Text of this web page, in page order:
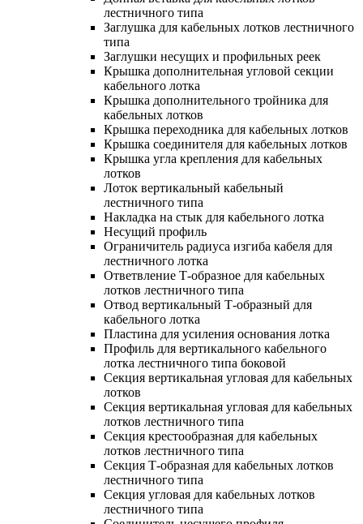
лестничного типа
Заглушка для кабельных лотков лестничного
типа
Заглушки несущих и профильных реек
Крышка дополнительная угловой секции
кабельного лотка
Крышка дополнительного тройника для
кабельных лотков
Крышка переходника для кабельных лотков
Крышка соединителя для кабельных лотков
Крышка угла крепления для кабельных
лотков
Лоток вертикальный кабельный
лестничного типа
Накладка на стык для кабельного лотка
Несущий профиль
Ограничитель радиуса изгиба кабеля для
лестничного лотка
Ответвление Т-образное для кабельных
лотков лестничного типа
Отвод вертикальный Т-образный для
кабельного лотка
Пластина для усиления основания лотка
Профиль для вертикального кабельного
лотка лестничного типа боковой
Секция вертикальная угловая для кабельных
лотков
Секция вертикальная угловая для кабельных
лотков лестничного типа
Секция крестообразная для кабельных
лотков лестничного типа
Секция Т-образная для кабельных лотков
лестничного типа
Секция угловая для кабельных лотков
лестничного типа